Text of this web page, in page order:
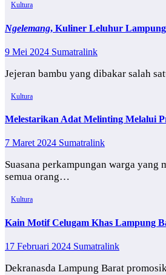
Kultura
Ngelemang, Kuliner Leluhur
9 Mei 2024 Sumatralink
Jejeran bambu yang dibakar salah
Kultura
Melestarikan Adat Melinting Melalui
7 Maret 2024 Sumatralink
Suasana perkampungan warga
semua orang…
Kultura
Kain Motif Celugam Khas Lampung
17 Februari 2024 Sumatralink
Dekranasda Lampung Barat